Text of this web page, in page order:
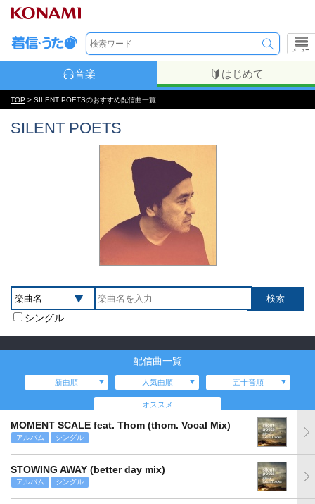
メニュー
音楽 はじめて
TOP > SILENT POETSのおすすめ配信曲一覧
SILENT POETS
シングル
配信曲一覧
新曲順 人気曲順 五十音順
オススメ
MOMENT SCALE feat. Thom (thom. Vocal Mix)
アルバム シングル
STOWING AWAY (better day mix)
アルバム シングル